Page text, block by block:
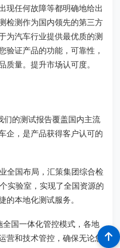
现任何故障等都明确地给出
检测作为国内领先的第三方
为汽车行业提供最优质的测
验证产品的功能，可靠性，
量。提升市场认可度。
们的测试报告覆盖国内主流
企，是产品获得客户认可的
全国布局，汇策集团综合检
实验室，实现了全国资源的
本地化测试服务。
国一体化管控模式，各地
营和技术管控，确保无论您